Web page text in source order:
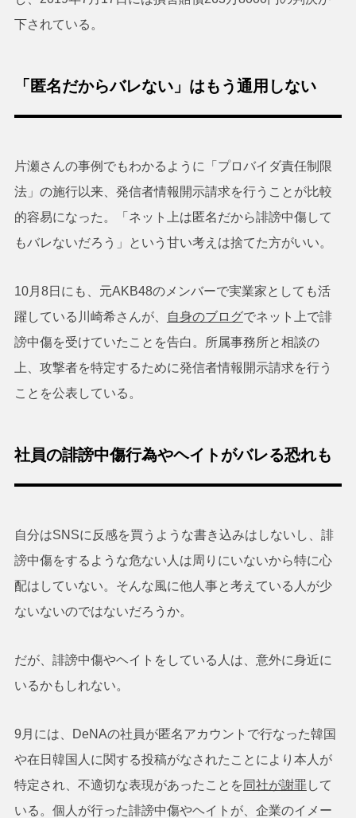
下されている。
「匿名だからバレない」はもう通用しない
片瀬さんの事例でもわかるように「プロバイダ責任制限
法」の施行以来、発信者情報開示請求を行うことが比較
的容易になった。「ネット上は匿名だから誹謗中傷して
もバレないだろう」という甘い考えは捨てた方がいい。
10月8日にも、元AKB48のメンバーで実業家としても活
躍している川崎希さんが、
自身のブログでネット上で誹
謗中傷を受けていたことを告白。所属事務所と相談の
上、攻撃者を特定するために発信者情報開示請求を行う
ことを公表している。
社員の誹謗中傷行為やヘイトがバレる恐れも
自分はSNSに反感を買うような書き込みはしないし、誹
謗中傷をするような危ない人は周りにいないから特に心
配はしていない。そんな風に他人事と考えている人が少
ないないのではないだろうか。
だが、誹謗中傷やヘイトをしている人は、意外に身近に
いるかもしれない。
9月には、DeNAの社員が匿名アカウントで行なった韓国
や在日韓国人に関する投稿がなされたことにより本人が
特定され、不適切な表現があったことを同社が謝罪して
いる。個人が行った誹謗中傷やヘイトが、企業のイメー